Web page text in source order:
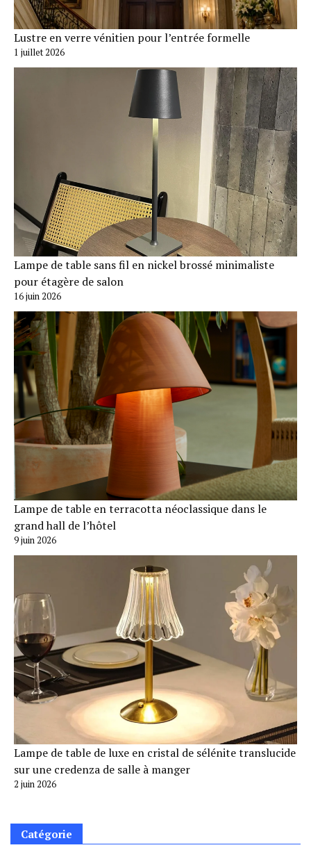
Lustre en verre vénitien pour l’entrée formelle
1 juillet 2026
Lampe de table sans fil en nickel brossé minimaliste
pour étagère de salon
16 juin 2026
Lampe de table en terracotta néoclassique dans le
grand hall de l’hôtel
9 juin 2026
Lampe de table de luxe en cristal de sélénite translucide
sur une credenza de salle à manger
2 juin 2026
Catégorie